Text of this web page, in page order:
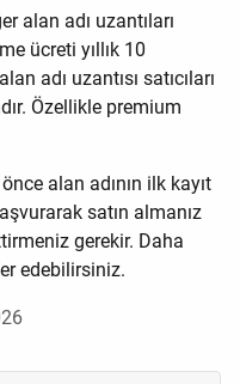
alan adı uzantıları
ücreti yıllık 10
adı uzantısı satıcıları
Özellikle premium
alan adının ilk kayıt
satın almanız
gerekir. Daha
edebilirsiniz.